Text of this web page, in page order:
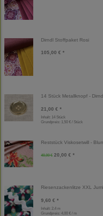
Dirndl Stoffpaket Rosi
105,00 € *
14 Stück Metallknopf -
21,00 € *
Inhalt: 14 Stück
Grundpreis: 1,50 € / Stück
Reststück Viskosetwill -
40,00 € 20,00 € *
Riesenzackenlitze XXL
9,60 € *
Inhalt: 2,4 m
Grundpreis: 4,00 € / m